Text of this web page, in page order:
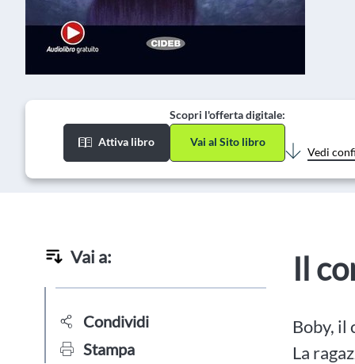
Attiva libro
Scopri l'offerta digitale:
Vai al Sito libro
Vedi
Vai a:
Condividi
Stampa
Il
Boby, il
La